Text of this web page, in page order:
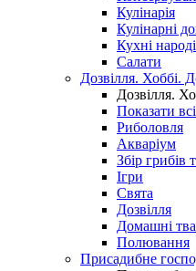
Кулінарія
Кулінарні
Кухні
Салати
Дозвілля. Хоббі.
Дозвілля.
Показати всі
Риболовля
Акваріум
Збір грибів
Ігри
Свята
Дозвілля
Домашні
Полювання
Присадибне